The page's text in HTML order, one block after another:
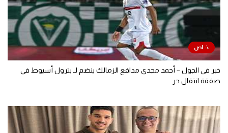
خبر في الجول – أحمد مجدي مدافع الزمالك ينضم لـ بترول أسيوط في
صفقة انتقال حر